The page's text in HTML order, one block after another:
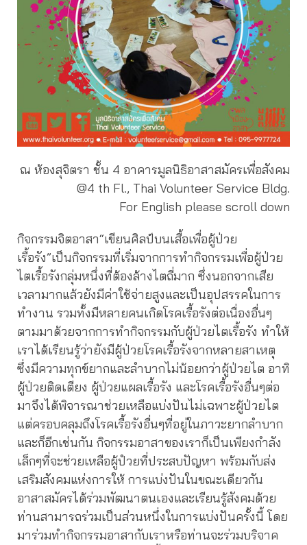
ณ ห้องสุจิตรา ชั้น 4 อาคารมูลนิธิอาสาสมัครเพื่อสังคม
@4 th Fl., Thai Volunteer Service Bldg.
For English please scroll down
กิจกรรมจิตอาสา“เขียนศิลป์บนเสื้อเพื่อผู้ป่วย
เรื้อรัง”เป็นกิจกรรมที่เริ่มจากการทำกิจกรรมเพื่อผู้ป่วย
ไตเรื้อรังกลุ่มหนึ่งที่ต้องล้างไตถี่มาก ซึ่งนอกจากเสีย
เวลามากแล้วยังมีค่าใช้จ่ายสูงและเป็นอุปสรรคในการ
ทำงาน รวมทั้งมีหลายคนเกิดโรคเรื้อรังต่อเนื่องอื่นๆ
ตามมาด้วยจากการทำกิจกรรมกับผู้ป่วยไตเรื้อรัง ทำให้
เราได้เรียนรู้ว่ายังมีผู้ป่วยโรคเรื้อรังจากหลายสาเหตุ
ซึ่งมีความทุกข์ยากและลำบากไม่น้อยกว่าผู้ป่วยไต อาทิ
ผู้ป่วยติดเตียง ผู้ป่วยแผลเรื้อรัง และโรคเรื้อรังอื่นๆต่อ
มาจึงได้พิจารณาช่วยเหลือแบ่งปันไม่เฉพาะผู้ป่วยไต
แต่ครอบคลุมถึงโรคเรื้อรังอื่นๆที่อยู่ในภาวะยากลำบาก
และก็อีกเช่นกัน กิจกรรมอาสาของเราก็เป็นเพียงกำลัง
เล็กๆที่จะช่วยเหลือผู้ปํวยที่ประสบปัญหา พร้อมกับส่ง
เสริมสังคมแห่งการให้ การแบ่งปันในขณะเดียวกัน
อาสาสมัครได้ร่วมพัฒนาตนเองและเรียนรู้สังคมด้วย
ท่านสามารถร่วมเป็นส่วนหนึ่งในการแบ่งปันครั้งนี้ โดย
มาร่วมทำกิจกรรมอาสากับเราหรือท่านจะร่วมบริจาค